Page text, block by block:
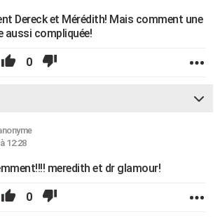
Dereck et Mérédith! Mais comment une
aussi compliquée!
0
12:28
meredith et dr glamour!
0